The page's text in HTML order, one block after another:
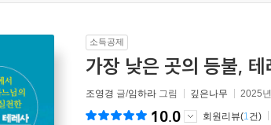
소득공제
가장 낮은 곳의 등불, 테
조영경 글/임하라 그림 깊은나무 2025
10.0 회원리뷰(1건)